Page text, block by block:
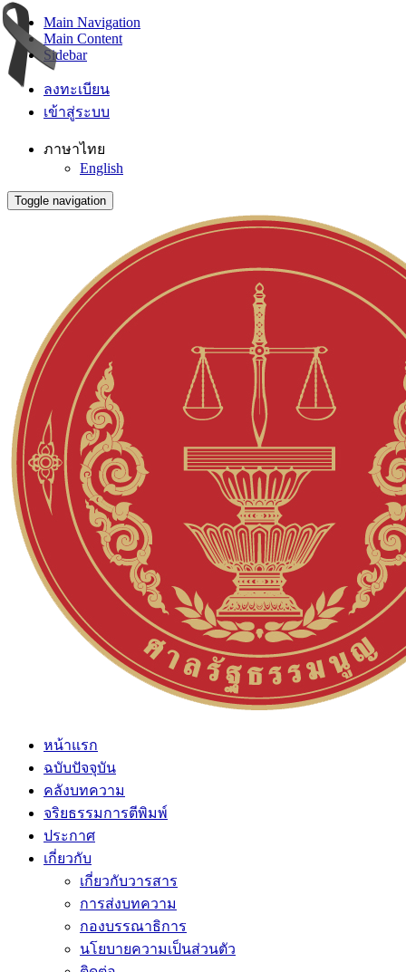
Main Navigation
Main Content
Sidebar
ลงทะเบียน
เข้าสู่ระบบ
ภาษาไทย
English
Toggle navigation
หน้าแรก
ฉบับปัจจุบัน
คลังบทความ
จริยธรรมการตีพิมพ์
ประกาศ
เกี่ยวกับ
เกี่ยวกับวารสาร
การส่งบทความ
กองบรรณาธิการ
นโยบายความเป็นส่วนตัว